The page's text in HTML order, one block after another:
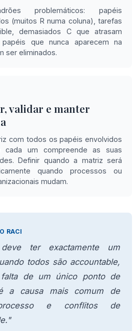
problemáticos: papéis
(muitos R numa coluna), tarefas
demasiados C que atrasam
que nunca aparecem na
ser eliminados.
validar e manter
com todos os papéis envolvidos
cada um compreende as suas
Definir quando a matriz será
quando processos ou
mudam.
RACI
ter exactamente um
todos são accountable,
de um único ponto de
a causa mais comum de
e conflitos de